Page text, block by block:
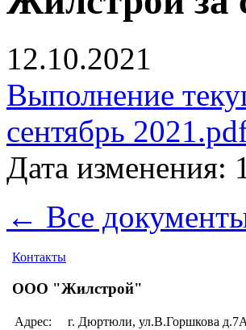
12.10.2021
Выполнение
сентябрь
Дата изменения:
← Все
Контакты
ООО "Жилстрой"
Адрес: г. Дюртюли, ул.В.Горшкова д.7А